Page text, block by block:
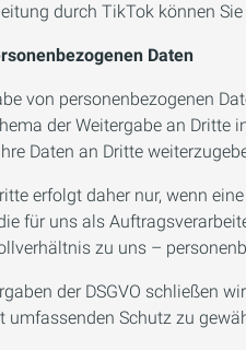
durch TikTok können
Daten
von personenbezogenen
der Weitergabe an Dritte
Daten an Dritte
erfolgt daher nur, wenn
für uns als
zu uns –
der DSGVO schließen
umfassenden Schutz zu